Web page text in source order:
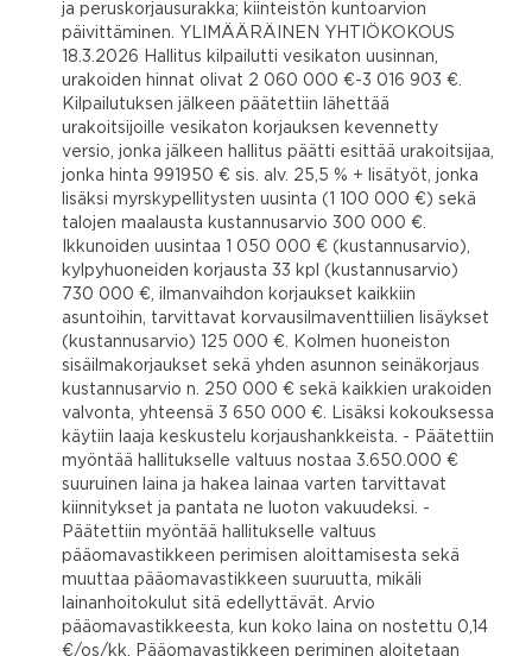
ja peruskorjausurakka; kiinteistön kuntoarvion
päivittäminen. YLIMÄÄRÄINEN YHTIÖKOKOUS
18.3.2026 Hallitus kilpailutti vesikaton uusinnan,
urakoiden hinnat olivat 2 060 000 €-3 016 903 €.
Kilpailutuksen jälkeen päätettiin lähettää
urakoitsijoille vesikaton korjauksen kevennetty
versio, jonka jälkeen hallitus päätti esittää urakoitsijaa,
jonka hinta 991950 € sis. alv. 25,5 % + lisätyöt, jonka
lisäksi myrskypellitysten uusinta (1 100 000 €) sekä
talojen maalausta kustannusarvio 300 000 €.
Ikkunoiden uusintaa 1 050 000 € (kustannusarvio),
kylpyhuoneiden korjausta 33 kpl (kustannusarvio)
730 000 €, ilmanvaihdon korjaukset kaikkiin
asuntoihin, tarvittavat korvausilmaventtiilien lisäykset
(kustannusarvio) 125 000 €. Kolmen huoneiston
sisäilmakorjaukset sekä yhden asunnon seinäkorjaus
kustannusarvio n. 250 000 € sekä kaikkien urakoiden
valvonta, yhteensä 3 650 000 €. Lisäksi kokouksessa
käytiin laaja keskustelu korjaushankkeista. - Päätettiin
myöntää hallitukselle valtuus nostaa 3.650.000 €
suuruinen laina ja hakea lainaa varten tarvittavat
kiinnitykset ja pantata ne luoton vakuudeksi. -
Päätettiin myöntää hallitukselle valtuus
pääomavastikkeen perimisen aloittamisesta sekä
muuttaa pääomavastikkeen suuruutta, mikäli
lainanhoitokulut sitä edellyttävät. Arvio
pääomavastikkeesta, kun koko laina on nostettu 0,14
€/os/kk. Pääomavastikkeen periminen aloitetaan